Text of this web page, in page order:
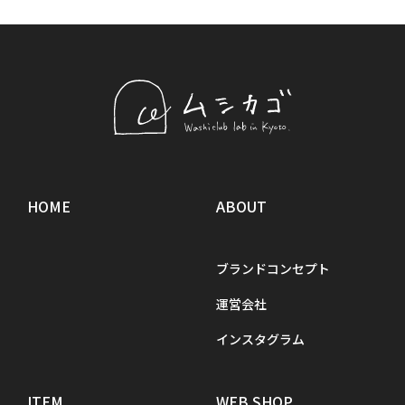
HOME ABOUT
ブランドコンセプト
運営会社
インスタグラム